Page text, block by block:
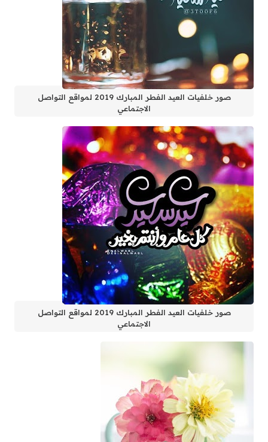
صور خلفيات العيد الفطر المبارك 2019 لمواقع التواصل
الاجتماعي
صور خلفيات العيد الفطر المبارك 2019 لمواقع التواصل
الاجتماعي